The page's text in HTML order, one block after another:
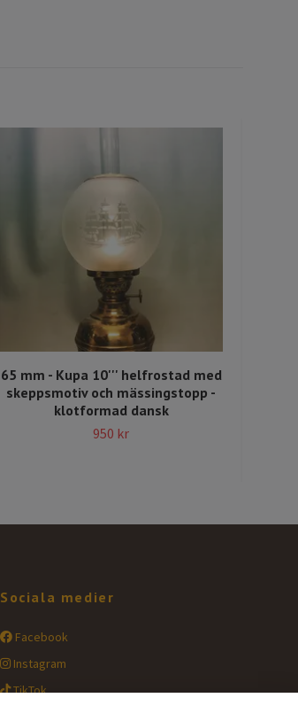
65 mm - Kupa 10''' helfrostad med
skeppsmotiv och mässingstopp -
klotformad dansk
950 kr
Sociala medier
Facebook
Instagram
TikTok